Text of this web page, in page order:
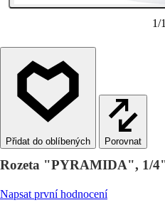
1/1
Porovnat
Rozeta "PYRAMIDA", 1/
Napsat první hodnocení